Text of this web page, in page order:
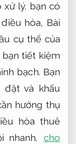
xử lý. bạn có
hòa, Bài
cụ thể của
tiết kiệm
bạch. Bạn
đặt và khấu
hưởng thụ
hòa thuê
nhanh.
cho